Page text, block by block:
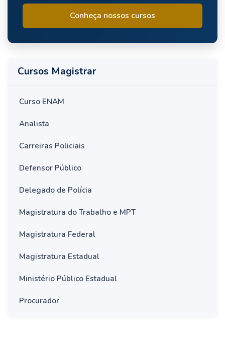
Conheça nossos cursos
Cursos Magistrar
Curso ENAM
Analista
Carreiras Policiais
Defensor Público
Delegado de Polícia
Magistratura do Trabalho e MPT
Magistratura Federal
Magistratura Estadual
Ministério Público Estadual
Procurador